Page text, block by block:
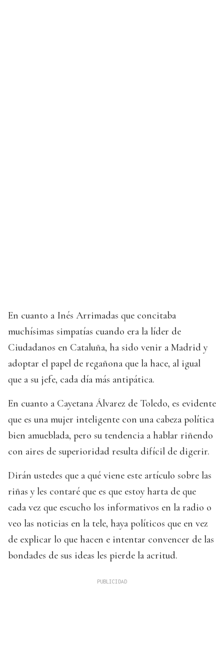
En cuanto a Inés Arrimadas que concitaba
muchísimas simpatías cuando era la líder de
Ciudadanos en Cataluña, ha sido venir a Madrid y
adoptar el papel de regañona que la hace, al igual
que a su jefe, cada día más antipática.
En cuanto a Cayetana Álvarez de Toledo, es evidente
que es una mujer inteligente con una cabeza política
bien amueblada, pero su tendencia a hablar riñendo
con aires de superioridad resulta difícil de digerir.
Dirán ustedes que a qué viene este artículo sobre las
riñas y les contaré que es que estoy harta de que
cada vez que escucho los informativos en la radio o
veo las noticias en la tele, haya políticos que en vez
de explicar lo que hacen e intentar convencer de las
bondades de sus ideas les pierde la acritud.